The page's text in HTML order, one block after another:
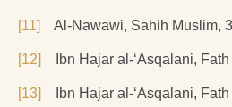
[11] Al-Nawawi, Sahih Muslim,
[12] Ibn Hajar al-‘Asqalani, Fath
[13] Ibn Hajar al-‘Asqalani, Fath